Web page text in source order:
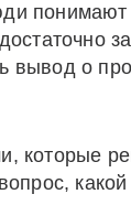
понимают
вывод о
которые